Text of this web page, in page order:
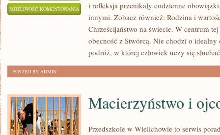
MOŻLIWOŚĆ KOMENTOWANIA SAKRAMENTY
i refleksja przenikały codzienne
innymi. Zobacz również: Rodzina i
Chrześcijaństwo na świecie. W centrum
obecność z Stwórcą. Nie chodzi o idealny
podróż, w której człowiek uczy się słuchać
POSTED BY ADMIN
Macierzyństwo i
Przedszkole w Wielichowie to serwis